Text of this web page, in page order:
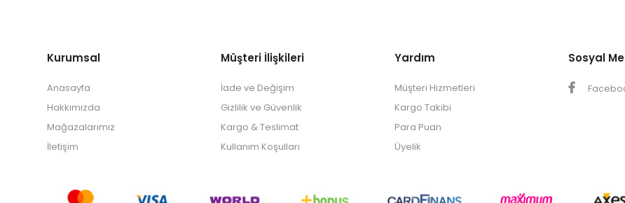
Kurumsal
Anasayfa
Hakkımızda
Mağazalarımız
İletişim
Müşteri İlişkileri
İade ve Değişim
Gizlilik ve Güvenlik
Kargo & Teslimat
Kullanım Koşulları
Yardım
Müşteri Hizmetleri
Kargo Takibi
Para Puan
Üyelik
Sosyal